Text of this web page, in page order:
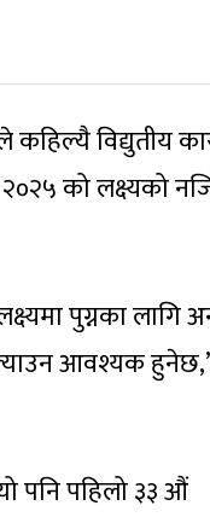
कहिल्यै विद्युतीय
२०२५ को लक्ष्यको
पुग्नका लागि
आवश्यक हुनेछ,’
पनि पहिलो ३३ औं